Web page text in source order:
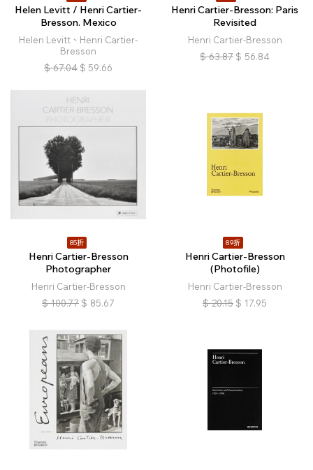
Helen Levitt / Henri Cartier-
Bresson. Mexico
Helen Levitt、Henri Cartier-
Bresson
$ 67.04 $ 59.66
Henri Cartier-Bresson: Paris
Revisited
Henri Cartier-Bresson
$ 63.87 $ 56.84
85折
Henri Cartier-Bresson
Photographer
Henri Cartier-Bresson
$ 100.77 $ 85.67
89折
Henri Cartier-Bresson
(Photofile)
Henri Cartier-Bresson
$ 20.15 $ 17.95